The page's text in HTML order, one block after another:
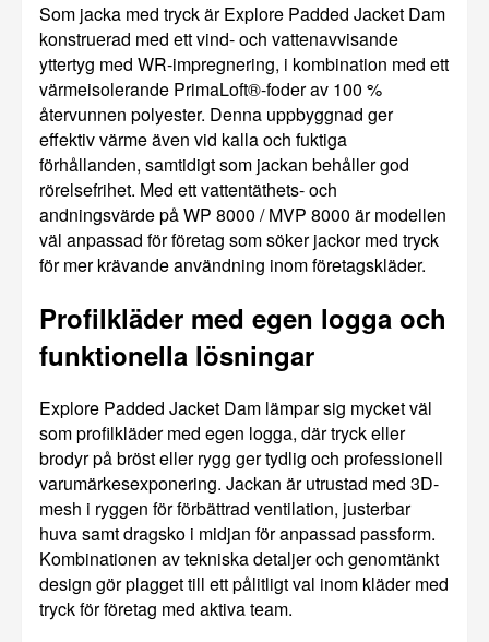
Som jacka med tryck är Explore Padded Jacket Dam
konstruerad med ett vind- och vattenavvisande
yttertyg med WR-impregnering, i kombination med ett
värmeisolerande PrimaLoft®-foder av 100 %
återvunnen polyester. Denna uppbyggnad ger
effektiv värme även vid kalla och fuktiga
förhållanden, samtidigt som jackan behåller god
rörelsefrihet. Med ett vattentäthets- och
andningsvärde på WP 8000 / MVP 8000 är modellen
väl anpassad för företag som söker jackor med tryck
för mer krävande användning inom företagskläder.
Profilkläder med egen logga och
funktionella lösningar
Explore Padded Jacket Dam lämpar sig mycket väl
som profilkläder med egen logga, där tryck eller
brodyr på bröst eller rygg ger tydlig och professionell
varumärkesexponering. Jackan är utrustad med 3D-
mesh i ryggen för förbättrad ventilation, justerbar
huva samt dragsko i midjan för anpassad passform.
Kombinationen av tekniska detaljer och genomtänkt
design gör plagget till ett pålitligt val inom kläder med
tryck för företag med aktiva team.